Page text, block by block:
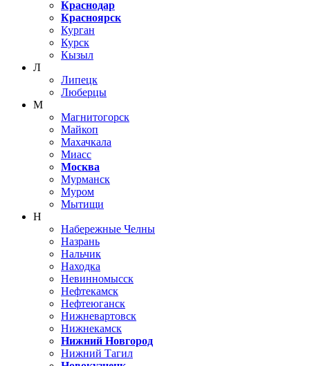
Краснодар
Красноярск
Курган
Курск
Кызыл
Л
Липецк
Люберцы
М
Магнитогорск
Майкоп
Махачкала
Миасс
Москва
Мурманск
Муром
Мытищи
Н
Набережные Челны
Назрань
Нальчик
Находка
Невинномысск
Нефтекамск
Нефтеюганск
Нижневартовск
Нижнекамск
Нижний Новгород
Нижний Тагил